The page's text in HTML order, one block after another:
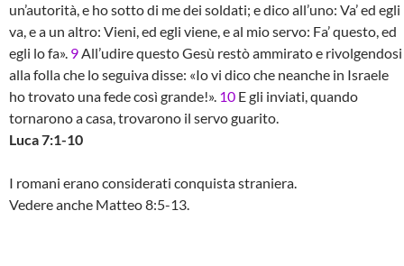
un’autorità, e ho sotto di me dei soldati; e dico all’uno: Va’ ed egli
va, e a un altro: Vieni, ed egli viene, e al mio servo: Fa’ questo, ed
egli lo fa». 9All’udire questo Gesù restò ammirato e rivolgendosi
alla folla che lo seguiva disse: «Io vi dico che neanche in Israele
ho trovato una fede così grande!». 10 E gli inviati, quando
tornarono a casa, trovarono il servo guarito.
Luca 7:1-10
I romani erano considerati conquista straniera.
Vedere anche Matteo 8:5-13.